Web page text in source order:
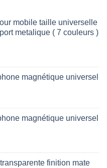
mobile taille universelle
metalique ( 7 couleurs )
magnétique universel
magnétique universel
finition mate